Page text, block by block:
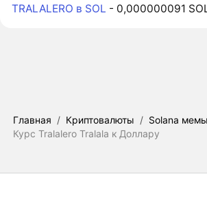
TRALALERO в SOL - 0,000000091
Главная / Криптовалюты / Solana мемы
Курс Tralalero Tralala к Доллару